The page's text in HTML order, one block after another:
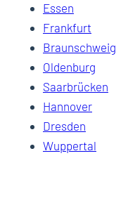
Essen
Frankfurt
Braunschweig
Oldenburg
Saarbrücken
Hannover
Dresden
Wuppertal